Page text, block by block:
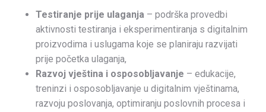
Testiranje prije ulaganja – podrška provedbi
aktivnosti testiranja i eksperimentiranja s digitalnim
proizvodima i uslugama koje se planiraju razvijati
prije početka ulaganja,
Razvoj vještina i osposobljavanje – edukacije,
treninzi i osposobljavanje u digitalnim vještinama,
razvoju poslovanja, optimiranju poslovnih procesa i